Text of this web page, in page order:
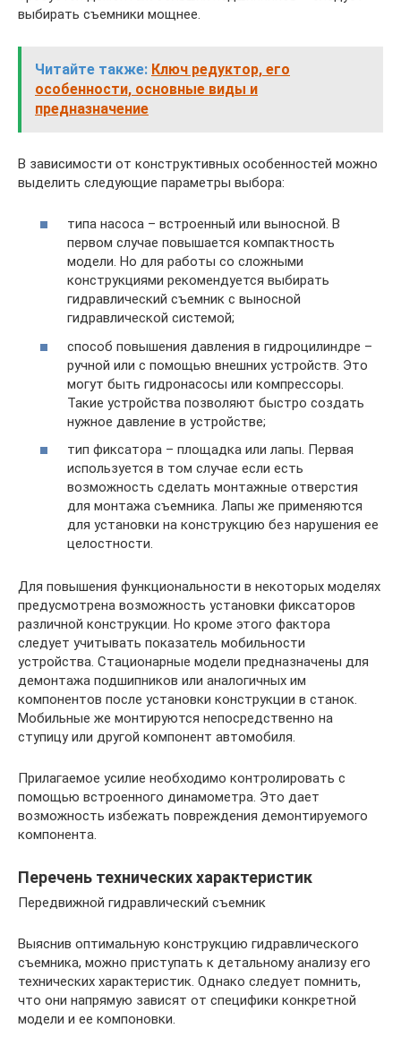
выбирать съемники мощнее.
Читайте также: Ключ редуктор, его
особенности, основные виды и
предназначение
В зависимости от конструктивных особенностей можно
выделить следующие параметры выбора:
типа насоса – встроенный или выносной. В
первом случае повышается компактность
модели. Но для работы со сложными
конструкциями рекомендуется выбирать
гидравлический съемник с выносной
гидравлической системой;
способ повышения давления в гидроцилиндре –
ручной или с помощью внешних устройств. Это
могут быть гидронасосы или компрессоры.
Такие устройства позволяют быстро создать
нужное давление в устройстве;
тип фиксатора – площадка или лапы. Первая
используется в том случае если есть
возможность сделать монтажные отверстия
для монтажа съемника. Лапы же применяются
для установки на конструкцию без нарушения ее
целостности.
Для повышения функциональности в некоторых моделях
предусмотрена возможность установки фиксаторов
различной конструкции. Но кроме этого фактора
следует учитывать показатель мобильности
устройства. Стационарные модели предназначены для
демонтажа подшипников или аналогичных им
компонентов после установки конструкции в станок.
Мобильные же монтируются непосредственно на
ступицу или другой компонент автомобиля.
Прилагаемое усилие необходимо контролировать с
помощью встроенного динамометра. Это дает
возможность избежать повреждения демонтируемого
компонента.
Перечень технических характеристик
Передвижной гидравлический съемник
Выяснив оптимальную конструкцию гидравлического
съемника, можно приступать к детальному анализу его
технических характеристик. Однако следует помнить,
что они напрямую зависят от специфики конкретной
модели и ее компоновки.